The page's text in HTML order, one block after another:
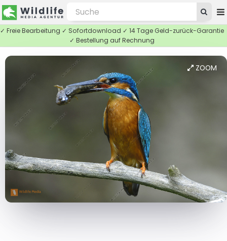
✓ Freie Bearbeitung ✓ Sofortdownload ✓ 14 Tage Geld-zurück-Garantie
✓ Bestellung auf Rechnung
ZOOM